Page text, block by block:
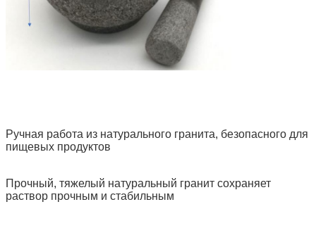
Ручная работа из натурального гранита, безопасного для
пищевых продуктов
Прочный, тяжелый натуральный гранит сохраняет
раствор прочным и стабильным